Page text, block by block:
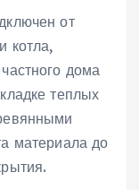
от
котла,
дома
теплых
материала до